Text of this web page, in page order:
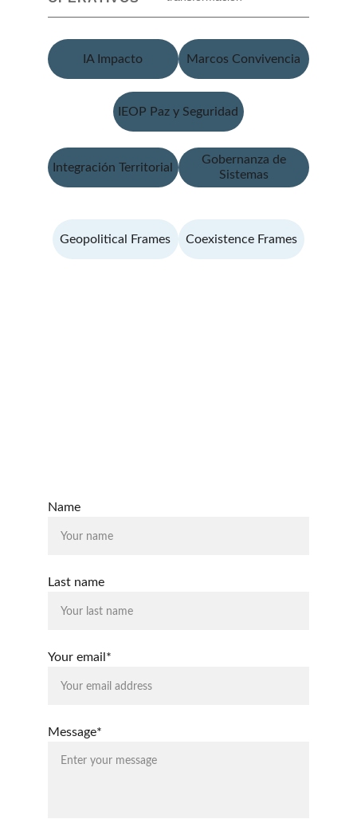
Name
Last name
Your email*
Message*
Marcos Convivencia
IA Impacto
Geopolitical Frames Coexistence Frames
IEOP Paz y Seguridad
Gobernanza de
Sistemas
Integración Territorial